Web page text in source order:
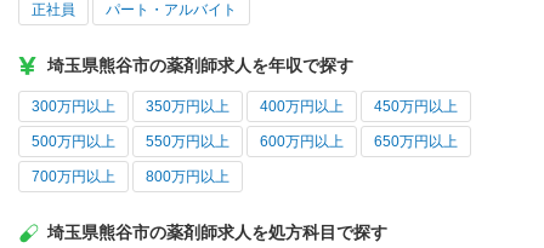
正社員 パート・アルバイト
埼玉県熊谷市の薬剤師求人を年収で探す
300万円以上 350万円以上 400万円以上 450万円以上
500万円以上 550万円以上 600万円以上 650万円以上
700万円以上 800万円以上
埼玉県熊谷市の薬剤師求人を処方科目で探す